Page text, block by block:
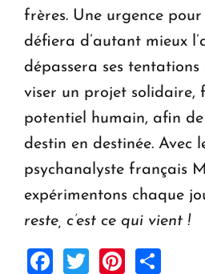
frères. Une urgence
défiera d’autant mieux
dépassera ses
viser un projet solidaire,
potentiel humain, afin
destin en destinée. Avec
psychanalyste français
expérimentons chaque
reste, c’est ce qui vient !
Facebook
Twitter